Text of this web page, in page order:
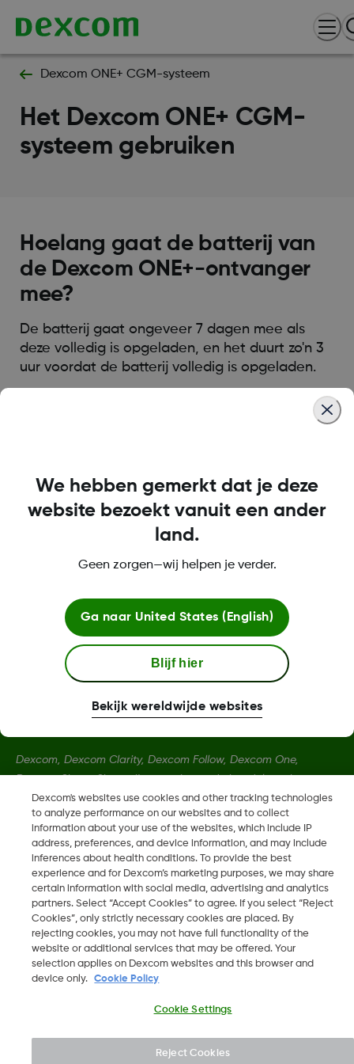
Dexcom ONE+ CGM-systeem
Het Dexcom ONE+ CGM-
systeem gebruiken
Hoelang gaat de batterij van
de Dexcom ONE+-ontvanger
mee?
De batterij gaat ongeveer 7 dagen mee als
deze volledig is opgeladen, en het duurt zo'n 3
uur voordat de batterij volledig is opgeladen.
Meer informatie
Dexcom, Dexcom Clarity, Dexcom Follow, Dexcom One,
Dexcom Share, Share zijn geregistreerde handelsmerken van
Dexcom, Inc. in de Verenigde Staten en kunnen eveneens in
andere landen geregistreerd zijn.
MAT-1841 Rev001
2026 Dexcom, Inc. Alle rechten voorbehouden.
Dexcom's websites use cookies and other tracking technologies
to analyze performance on our websites and to collect
information about your use of the websites, which include IP
address, preferences, and device information, and may include
inferences about health conditions. To provide the best
experience and for Dexcom’s marketing purposes, we may share
certain information with social media, advertising and analytics
partners. Select “Accept Cookies” to agree. If you select “Reject
Cookies”, only strictly necessary cookies are placed. By
rejecting cookies, you may not have full functionality of the
website or additional services that may be offered. Your
selection applies on Dexcom websites and this browser and
device only.
Cookie Policy
Cookie Settings
Reject Cookies
We hebben gemerkt dat je deze
website bezoekt vanuit een ander
land.
Geen zorgen—wij helpen je verder.
Ga naar United States (English)
Blijf hier
Bekijk wereldwijde websites